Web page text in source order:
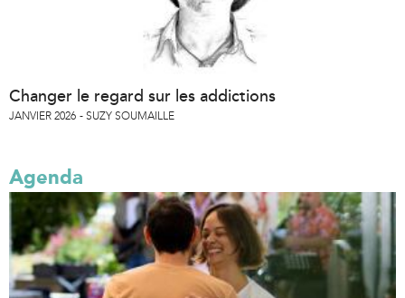
Changer le regard sur les addictions
JANVIER 2026 SUZY SOUMAILLE
Agenda